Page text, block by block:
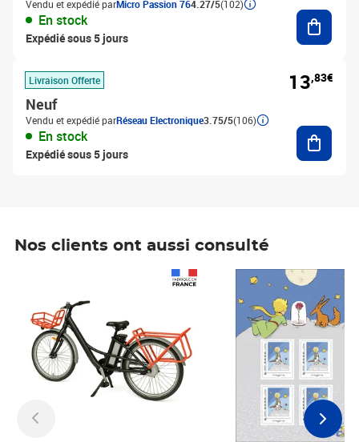
Vendu et expédié parMicro Passion 764.27/5(102)
En stock
Expédié sous 5 jours
Livraison Offerte
Neuf
Vendu et expédié parRéseau Electronique3.75/5(106)
En stock
Expédié sous 5 jours
13,83€
Nos clients ont aussi consulté
Prix 7,50€